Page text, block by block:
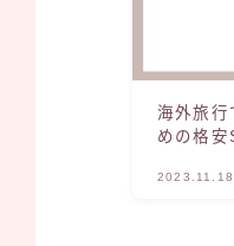
海外旅行
めの格安
2023.11.18